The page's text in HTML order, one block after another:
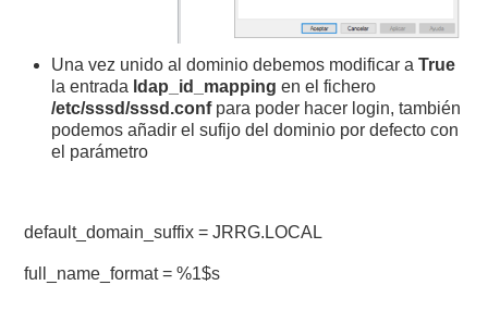
Una vez unido al dominio debemos modificar aTrue
la entrada ldap_id_mapping en el fichero
/etc/sssd/sssd.conf para poder hacer login, también
podemos añadir el sufijo del dominio por defecto con
el parámetro
default_domain_suffix = JRRG.LOCAL
full_name_format = %1$s